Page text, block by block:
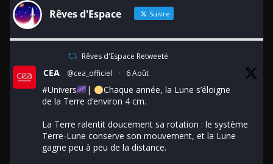
Rêves d'Espace Suivre
Rêves d'Espace Retweeté
CEA @cea_officiel · 6 Août
#Univers |
Chaque année, la Lune s’éloigne
de la Terre d’environ 4 cm.
La Terre ralentit doucement sa rotation : le système
Terre-Lune conserve son mouvement, et la Lune
gagne peu à peu de la distance.